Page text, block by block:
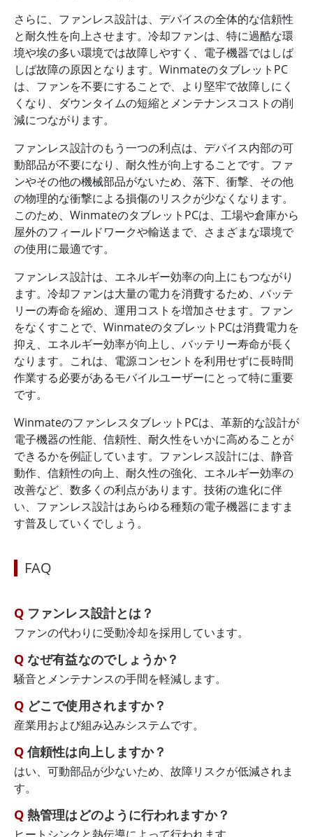
さらに、ファンレス設計は、デバイスの全体的な信頼性
と耐久性を向上させます。冷却ファンは、特に過酷な環
境や埃の多い環境では故障しやすく、電子機器ではしば
しば故障の原因となります。WinmateのタブレットPC
は、ファンを不要にすることで、より堅牢で故障しにく
くなり、ダウンタイムの短縮とメンテナンスコストの削
減につながります。
ファンレス設計のもう一つの利点は、デバイス内部の可
動部品が不要になり、耐久性が向上することです。ファ
ンやその他の機械部品がないため、落下、衝撃、その他
の物理的な衝撃による損傷のリスクが少なくなります。
このため、WinmateのタブレットPCは、工場や倉庫から
屋外のフィールドワークや輸送まで、さまざまな環境で
の使用に最適です。
ファンレス設計は、エネルギー効率の向上にもつながり
ます。冷却ファンは大量の電力を消費するため、バッテ
リーの寿命を縮め、運用コストを増加させます。ファン
をなくすことで、WinmateのタブレットPCは消費電力を
抑え、エネルギー効率が向上し、バッテリー寿命が長く
なります。これは、電源コンセントを利用せずに長時間
作業する必要があるモバイルユーザーにとって特に重要
です。
WinmateのファンレスタブレットPCは、革新的な設計が
電子機器の性能、信頼性、耐久性をいかに高めることが
できるかを例証しています。ファンレス設計には、静音
動作、信頼性の向上、耐久性の強化、エネルギー効率の
改善など、数多くの利点があります。技術の進化に伴
い、ファンレス設計はあらゆる種類の電子機器にますま
す普及していくでしょう。
FAQ
ファンレス設計とは？
ファンの代わりに受動冷却を採用しています。
なぜ有益なのでしょうか？
騒音とメンテナンスの手間を軽減します。
どこで使用されますか？
産業用および組み込みシステムです。
信頼性は向上しますか？
はい、可動部品が少ないため、故障リスクが低減されま
す。
熱管理はどのように行われますか？